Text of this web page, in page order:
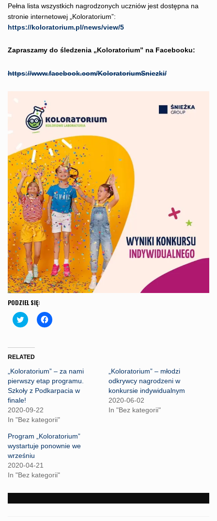
Pełna lista wszystkich nagrodzonych uczniów jest dostępna na
stronie internetowej „Koloratorium”:
https://koloratorium.pl/news/view/5
Zapraszamy do śledzenia „Koloratorium” na Facebooku:
https://www.facebook.com/KoloratoriumSniezki/
PODZIEL SIĘ:
C
l
t
o
h
a
r
e
o
n
T
w
i
e
r
(
O
p
e
n
n
C
l
h
a
r
e
o
c
o
o
k
e
i
RELATED
„Koloratorium” – za nami
pierwszy etap programu.
Szkoły z Podkarpacia w
finale!
2020-09-22
In "Bez kategorii"
„Koloratorium” – młodzi
odkrywcy nagrodzeni w
konkursie indywidualnym
2020-06-02
In "Bez kategorii"
Program „Koloratorium”
wystartuje ponownie we
wrześniu
2020-04-21
In "Bez kategorii"